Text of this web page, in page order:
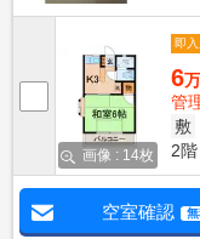
画像 : 14枚
即
6
管
敷
2階
空室確認